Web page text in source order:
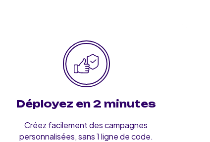
Déployez en 2 minutes
Créez facilement des campagnes
personnalisées, sans 1 ligne de code.